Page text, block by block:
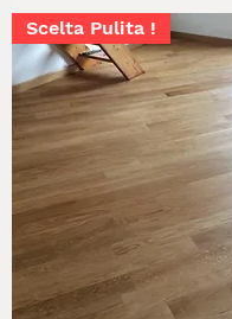
Scelta Pulita !